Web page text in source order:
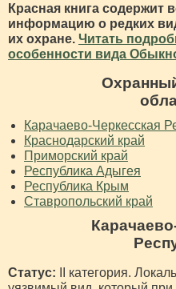
Красная книга
информацию о редких
их охране. Читать
особенности вида
Карачаево-Черкесская
Краснодарский край
Приморский край
Республика Адыгея
Республика Крым
Ставропольский край
Статус: II категория.